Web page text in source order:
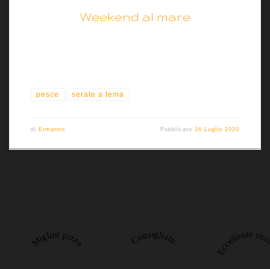
Weekend al mare
pesce serate a tema
di Ermanno Pubblicato16 Luglio 2020
Miglior pizza Consigliato Eccellente